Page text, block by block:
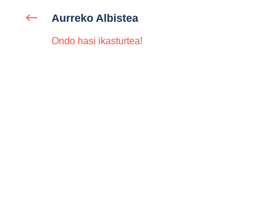
Aurreko Albistea
Ondo hasi ikasturtea!